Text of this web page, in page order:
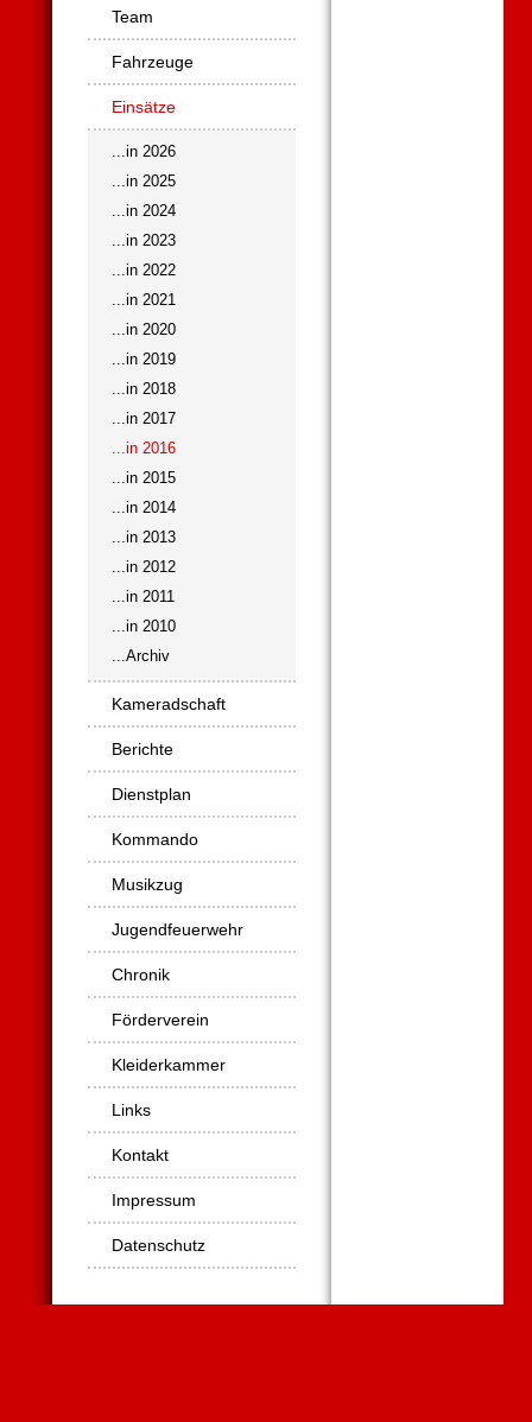
Team
Fahrzeuge
Einsätze
...in 2026
...in 2025
...in 2024
...in 2023
...in 2022
...in 2021
...in 2020
...in 2019
...in 2018
...in 2017
...in 2016
...in 2015
...in 2014
...in 2013
...in 2012
...in 2011
...in 2010
...Archiv
Kameradschaft
Berichte
Dienstplan
Kommando
Musikzug
Jugendfeuerwehr
Chronik
Förderverein
Kleiderkammer
Links
Kontakt
Impressum
Datenschutz